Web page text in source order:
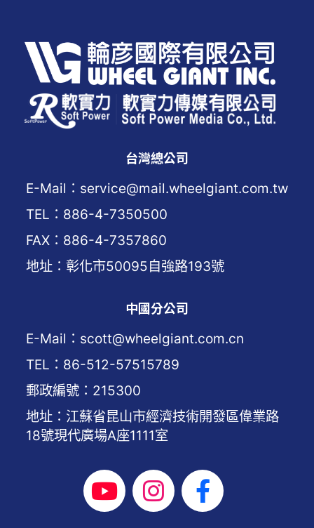
台灣總公司
E-Mail：service@mail.wheelgiant.com.tw
TEL：886-4-7350500
FAX：886-4-7357860
地址：彰化市50095自強路193號
中國分公司
E-Mail：scott@wheelgiant.com.cn
TEL：86-512-57515789
郵政編號：215300
地址：江蘇省昆山市經濟技術開發區偉業路
18號現代廣場A座1111室